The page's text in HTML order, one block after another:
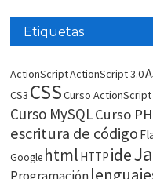
Etiquetas
ActionScriptActionScript 3.0
CS3 CSSCurso ActionScript
Curso MySQLCurso
escritura de código
Google html HTTP ide